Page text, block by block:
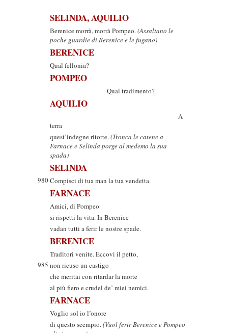
SELINDA, AQUILIO
Berenice morrà, morrà Pompeo.(Assaltano le
poche guardie di Berenice e le fugano)
BERENICE
Qual fellonia?
POMPEO
Qual tradimento?
AQUILIO
A
terra
quest’indegne ritorte.(Tronca le catene a
Farnace e Selinda porge al medemo la sua
spada)
SELINDA
980Compisci di tua man la tua vendetta.
FARNACE
Amici, di Pompeo
si rispetti la vita. In Berenice
vadan tutti a ferir le nostre spade.
BERENICE
Traditori venite. Eccovi il petto,
985 non ricuso un castigo
che meritai con ritardar la morte
al più fiero e crudel de’ miei nemici.
FARNACE
Voglio sol io l’onore
di questo scempio.(Vuol ferir Berenice e Pompeo